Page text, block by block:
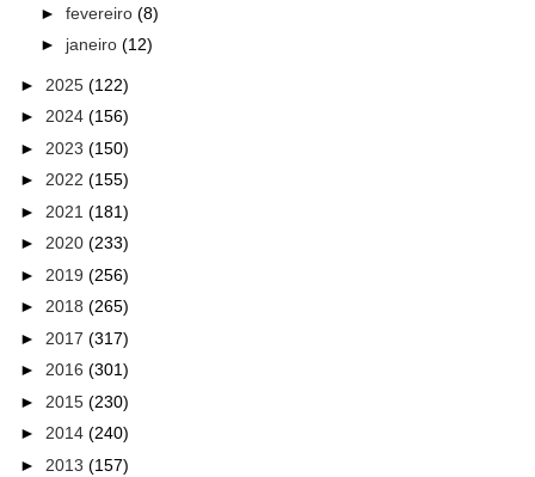
► fevereiro (8)
► janeiro (12)
► 2025 (122)
► 2024 (156)
► 2023 (150)
► 2022 (155)
► 2021 (181)
► 2020 (233)
► 2019 (256)
► 2018 (265)
► 2017 (317)
► 2016 (301)
► 2015 (230)
► 2014 (240)
► 2013 (157)